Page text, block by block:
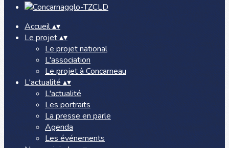
Accueil▴▾
Le projet▴▾
Le projet national
L'association
Le projet à Concarneau
L'actualité ▴▾
L'actualité
Les portraits
La presse en parle
Agenda
Les événements